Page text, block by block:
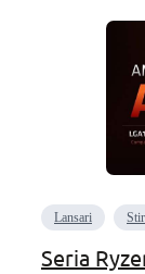
Lansari
Seria